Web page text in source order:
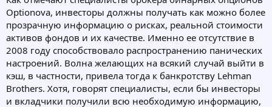
Optionova, инвесторы должны получать как можно более
прозрачную информацию о рисках, реальной стоимости
активов фондов и их качестве. Именно ее отсутствие в
2008 году способствовало распространению панических
настроений. Волна желающих на всякий случай выйти в
кэш, в частности, привела тогда к банкротству Lehman
Brothers. Хотя, говорят специалисты, если бы инвесторы
и вкладчики получили всю необходимую информацию,